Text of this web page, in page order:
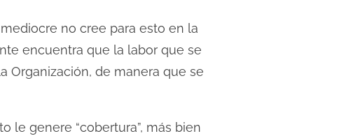
no cree para esto en la
encuentra que la labor que se
Organización, de manera que se
le genere “cobertura”, más bien